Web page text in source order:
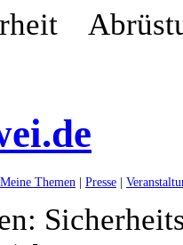
Meine Themen | Presse |